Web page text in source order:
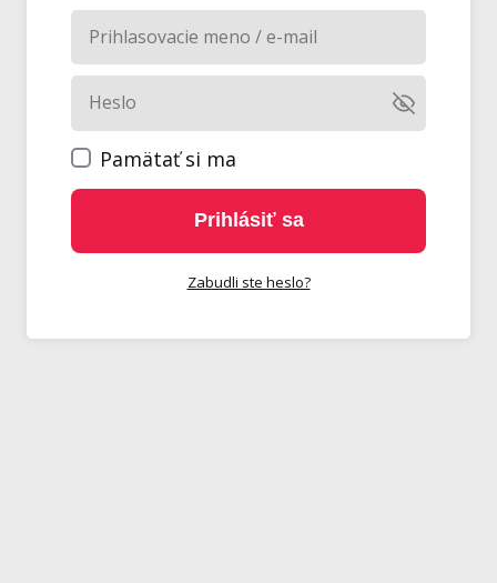
Pamätať si ma
Prihlásiť sa
Zabudli ste heslo?